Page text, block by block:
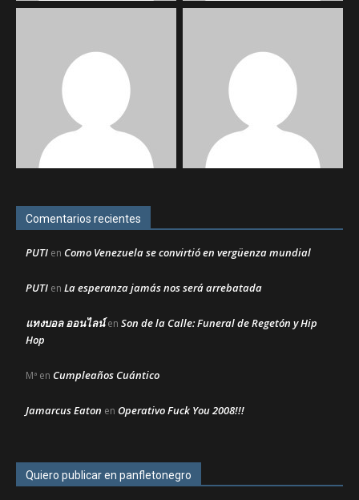
Comentarios recientes
PUTI en Como Venezuela se convirtió en vergüenza mundial
PUTI en La esperanza jamás nos será arrebatada
แทงบอล ออนไลน์en Son de la Calle: Funeral de Regetón y Hip
Hop
Mª en Cumpleaños Cuántico
Jamarcus Eaton en Operativo Fuck You 2008!!!
Quiero publicar en panfletonegro